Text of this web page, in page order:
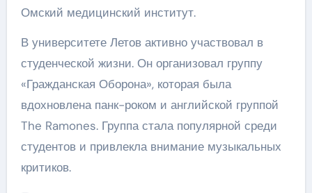
Омский медицинский институт.
В университете Летов активно участвовал в
студенческой жизни. Он организовал группу
«Гражданская Оборона», которая была
вдохновлена панк-роком и английской группой
The Ramones. Группа стала популярной среди
студентов и привлекла внимание музыкальных
критиков.